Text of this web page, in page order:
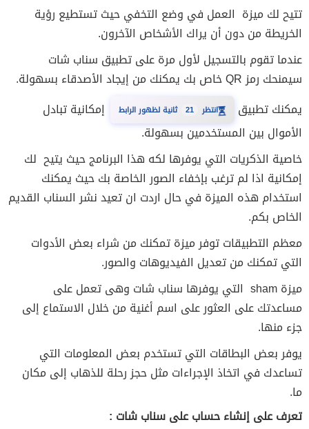
تتيح لك ميزة العمل في وضع التخفي حيث تستطيع رؤية
الخريطة من دون أن يراك الأشخاص الآخرون.
عندما تقوم بالتسجيل لأول مرة على تطبيق سناب شات
سيمنحك رمز QR خاص بك يمكنك من إيجاد الأصدقاء بسهولة.
يمكنك تطبيق
⏳انتظر 20 ثانية لظهور الرابط
إمكانية تبادل
الأموال بين المستخدمين بسهولة.
خاصية الذكريات التي يوفرها لكه هذا البرنامجحيث يتيح لك
إمكانية اذا لم ترغب بإخفاء الصور الخاصة بك حيث يمكنك
استخدام هذه الميزة في حال اردت ان تعيد نشر السناب القديم
الخاص بكم.
معظم التطبيقات توفر ميزة تمكنك من شراء بعض الأدوات
التي تمكنك من تعديل الفيديوهات والصور.
ميزة sham التي يوفرها سناب شات وهى تعمل على
مساعدتك على العثور على اسم أغنية من خلال الاستماع إلى
جزء منها.
يوفر بعض البطاقات التي تستخدم بعض المعلومات التي
تساعدك في اتخاذ الإجراءات مثل حجز رحلة للذهاب إلى مكان
ما.
تعرف على إنشاء حساب على سناب شات :